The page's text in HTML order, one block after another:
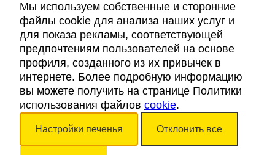
Правовая информация
Cookies
Доступность
Авторские права © 2026. Каталонский Туристический Совет. Все права
Мы используем собственные и сторонние
файлы cookie для анализа наших услуг и
для показа рекламы, соответствующей
предпочтениям пользователей на основе
профиля, созданного из их привычек в
интернете. Более подробную информацию
вы можете получить на странице Политики
использования файлов cookie.
Настройки печенья Отклонить все